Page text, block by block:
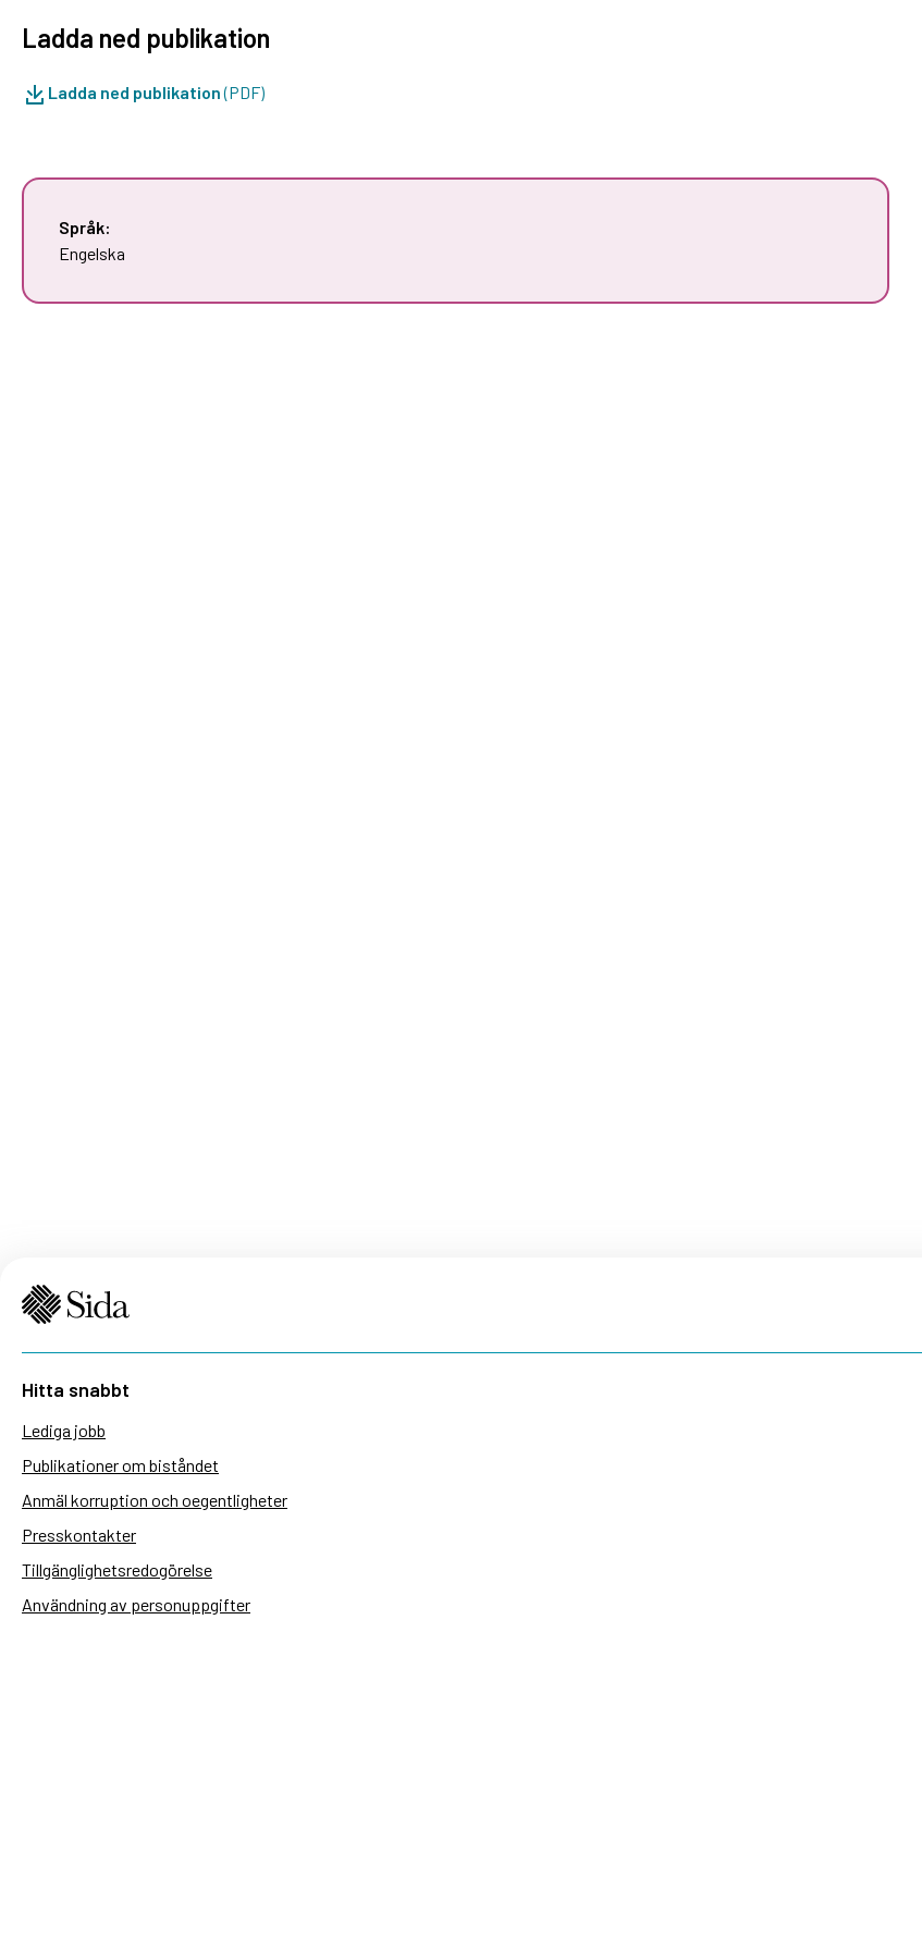
Ladda ned publikation
Ladda ned publikation(PDF)
Språk:
Engelska
Hitta snabbt
Lediga jobb
Publikationer om biståndet
Anmäl korruption och oegentligheter
Presskontakter
Tillgänglighetsredogörelse
Användning av personuppgifter